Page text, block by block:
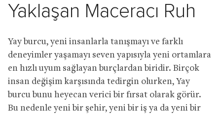
Yaklaşan Maceracı Ruh
Yay burcu, yeni insanlarla tanışmayı ve farklı
deneyimler yaşamayı seven yapısıyla yeni ortamlara
en hızlı uyum sağlayan burçlardan biridir. Birçok
insan değişim karşısında tedirgin olurken, Yay
burcu bunu heyecan verici bir fırsat olarak görür.
Bu nedenle yeni bir şehir, yeni bir iş ya da yeni bir